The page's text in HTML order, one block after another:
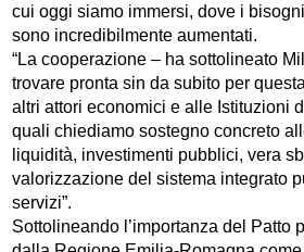
cui oggi siamo immersi, dove i
sono incredibilmente aumentati.
“La cooperazione – ha sottolineato
trovare pronta sin da subito per
altri attori economici e alle Istituzioni
quali chiediamo sostegno concreto
liquidità, investimenti pubblici, vera
valorizzazione del sistema integrato
servizi”.
Sottolineando l’importanza del Patto